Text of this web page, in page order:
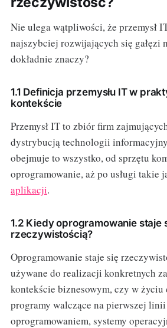
Nie ulega wątpliwości, że przemysł
najszybciej rozwijających się gałęzi
dokładnie znaczy?
1.1 Definicja przemysłu IT w
kontekście
Przemysł IT to zbiór firm
dystrybucją technologii
obejmuje to wszystko, od sprzętu
oprogramowanie, aż po usługi takie
aplikacji.
1.2 Kiedy oprogramowanie staje
rzeczywistością?
Oprogramowanie staje się
używane do realizacji konkretnych
kontekście biznesowym, czy w życiu
programy walczące na pierwszej
oprogramowaniem, systemy